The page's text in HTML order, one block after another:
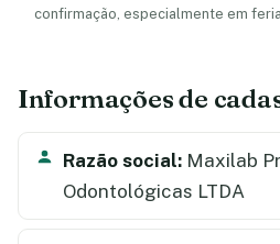
confirmação, especialmente em
Informações de
Razão social: Maxilab
Odontológicas LTDA